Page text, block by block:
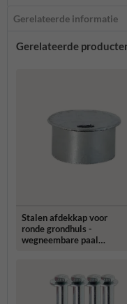
Gerelateerde informatie
Gerelateerde
Stalen afdekkap voor
ronde grondhuls -
wegneembare paal